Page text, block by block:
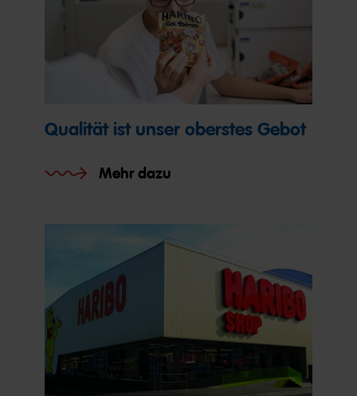
Qualität ist unser oberstes Gebot
Mehr dazu